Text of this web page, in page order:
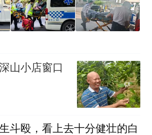
山小店窗口
斗殴，看上去十分健壮的白